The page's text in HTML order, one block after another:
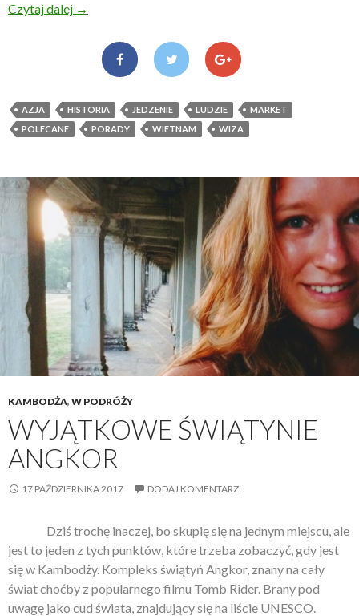
Czytaj dalej Kilka słów o Wietnamie
→
AZJA HISTORIA JEDZENIE LUDZIE
MARKET
POLECANE
PORADY WIETNAM WIZA
KAMBODŻA, W PODRÓŻY
WYJĄTKOWE ŚWIĄTYNIE
ANGKOR
17 PAŹDZIERNIKA 2017 DODAJ KOMENTARZ
Dziś trochę inaczej, bo skupię się na jednym miejscu, ale
jest to jeden z tych punktów, które trzeba zobaczyć, gdy jest
się w Kambodży. Kompleks świątyń Angkor, znany na cały
świat choćby z popularnego filmu Tomb Rider. Brany pod
uwagę jako cud świata, znajdujący się na liście UNESCO.